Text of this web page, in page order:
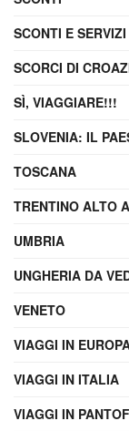
SCONTI E
SCORCI DI
SÌ, VIAGGIARE!!!
SLOVENIA: IL
TOSCANA
TRENTINO ALTO
UMBRIA
UNGHERIA DA
VENETO
VIAGGI IN
VIAGGI IN ITALIA
VIAGGI IN